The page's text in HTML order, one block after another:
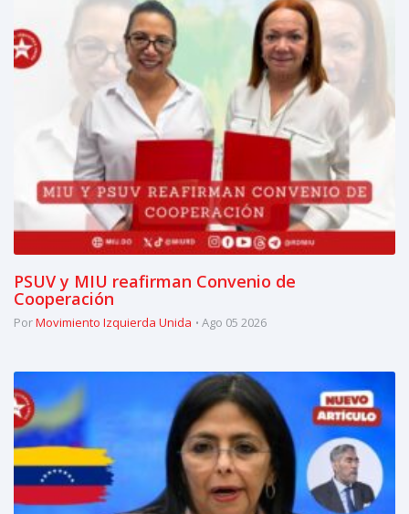
PSUV y MIU reafirman Convenio de
Cooperación
PorMovimiento Izquierda Unida Ago 05 2026